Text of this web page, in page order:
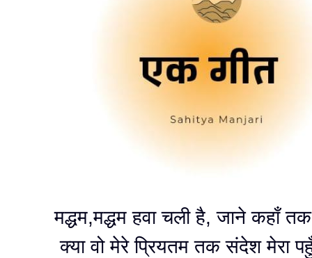
मद्धम,मद्धम हवा चली है, जाने कहाँ
क्या वो मेरे प्रियतम तक संदेश मेरा